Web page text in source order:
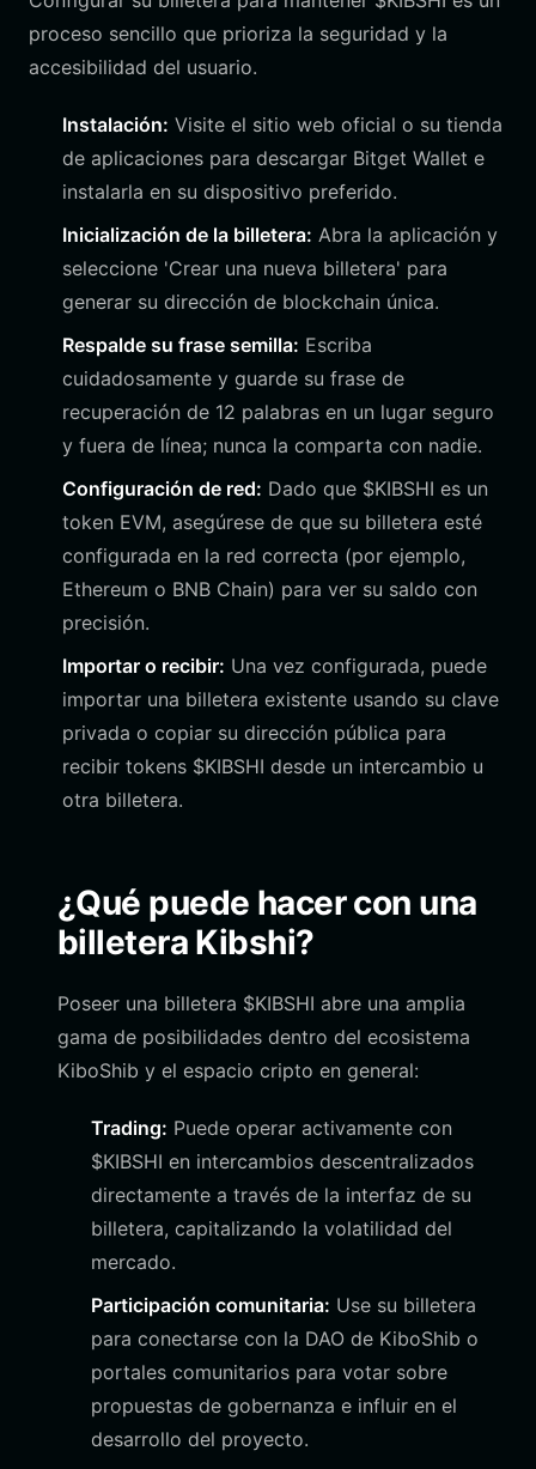
proceso sencillo que prioriza la seguridad y la
accesibilidad del usuario.
Instalación: Visite el sitio web oficial o su tienda
de aplicaciones para descargar Bitget Wallet e
instalarla en su dispositivo preferido.
Inicialización de la billetera: Abra la aplicación y
seleccione 'Crear una nueva billetera' para
generar su dirección de blockchain única.
Respalde su frase semilla: Escriba
cuidadosamente y guarde su frase de
recuperación de 12 palabras en un lugar seguro
y fuera de línea; nunca la comparta con nadie.
Configuración de red: Dado que $KIBSHI es un
token EVM, asegúrese de que su billetera esté
configurada en la red correcta (por ejemplo,
Ethereum o BNB Chain) para ver su saldo con
precisión.
Importar o recibir: Una vez configurada, puede
importar una billetera existente usando su clave
privada o copiar su dirección pública para
recibir tokens $KIBSHI desde un intercambio u
otra billetera.
¿Qué puede hacer con una
billetera Kibshi?
Poseer una billetera $KIBSHI abre una amplia
gama de posibilidades dentro del ecosistema
KiboShib y el espacio cripto en general:
Trading: Puede operar activamente con
$KIBSHI en intercambios descentralizados
directamente a través de la interfaz de su
billetera, capitalizando la volatilidad del
mercado.
Participación comunitaria: Use su billetera
para conectarse con la DAO de KiboShib o
portales comunitarios para votar sobre
propuestas de gobernanza e influir en el
desarrollo del proyecto.